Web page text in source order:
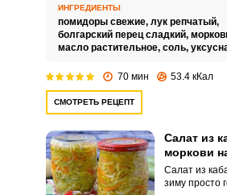
сочные
полезными
ИНГРЕДИЕНТЫ
помидоры свежие, лук репчатый,
болгарский перец сладкий,
масло растительное, соль,
70 мин 53.4 кКал
СМОТРЕТЬ РЕЦЕПТ
Салат из
моркови
Салат из
зиму просто